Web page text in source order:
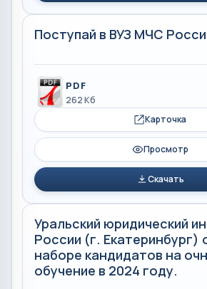
Поступай в ВУЗ МЧС
PDF
262 Кб
Карточка
Просмотр
Скачать
Уральский юридический
России (г. Екатеринбург)
наборе кандидатов на
обучение в 2024 году.